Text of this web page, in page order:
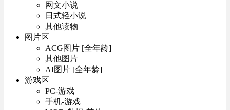
网文小说
日式轻小说
其他读物
图片区
ACG图片 [全年龄]
其他图片
AI图片 [全年龄]
游戏区
PC-游戏
手机-游戏